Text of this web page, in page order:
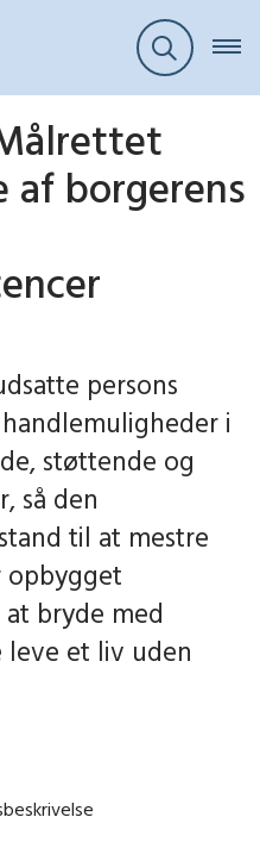
borgerens
persons
i
støttende og
så den
til at mestre
bryde med
et liv uden